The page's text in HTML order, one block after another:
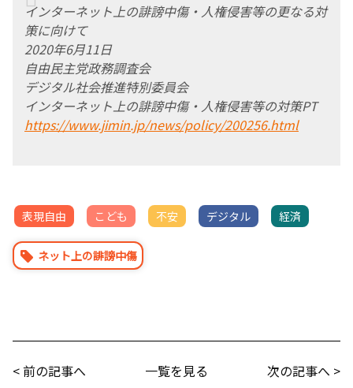
インターネット上の誹謗中傷・人権侵害等の更なる対
策に向けて
2020年6月11日
自由民主党政務調査会
デジタル社会推進特別委員会
インターネット上の誹謗中傷・人権侵害等の対策PT
https://www.jimin.jp/news/policy/200256.html
表現自由 こども 不安 デジタル 経済
ネット上の誹謗中傷
< 前の記事へ 一覧を見る 次の記事へ >